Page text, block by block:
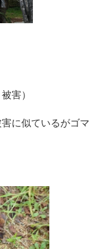
害）
に似ているがゴマ